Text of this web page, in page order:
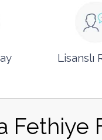
Lisanslı
Fethiye